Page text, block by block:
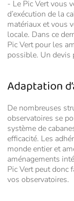
- Le Pic Vert vous
d’exécution de la
matériaux et vous
locale. Dans ce
Pic Vert pour les
possible. Un devis
Adaptation
De nombreuses
observatoires se
système de
efficacité. Les
monde entier et
aménagements
Pic Vert peut donc
vos observatoires.